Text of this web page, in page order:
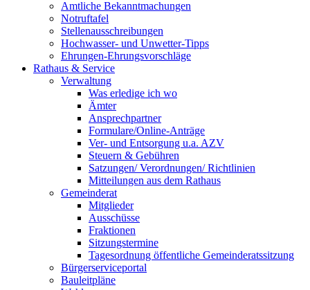
Amtliche Bekanntmachungen
Notruftafel
Stellenausschreibungen
Hochwasser- und Unwetter-Tipps
Ehrungen-Ehrungsvorschläge
Rathaus & Service
Verwaltung
Was erledige ich wo
Ämter
Ansprechpartner
Formulare/Online-Anträge
Ver- und Entsorgung u.a. AZV
Steuern & Gebühren
Satzungen/ Verordnungen/ Richtlinien
Mitteilungen aus dem Rathaus
Gemeinderat
Mitglieder
Ausschüsse
Fraktionen
Sitzungstermine
Tagesordnung öffentliche Gemeinderatssitzung
Bürgerserviceportal
Bauleitpläne